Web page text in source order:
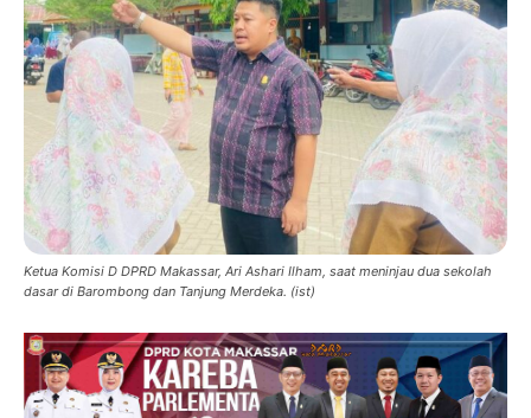
Ketua Komisi D DPRD Makassar, Ari Ashari Ilham, saat meninjau dua sekolah
dasar di Barombong dan Tanjung Merdeka. (ist)